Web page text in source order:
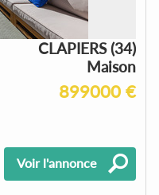
CLAPIERS (34)
Maison
899000 €
Voir l'annonce